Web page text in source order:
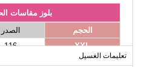
بلوز مقاسات
الحجم
الصدر
XXL
116
XXXL
تعليمات الغسيل